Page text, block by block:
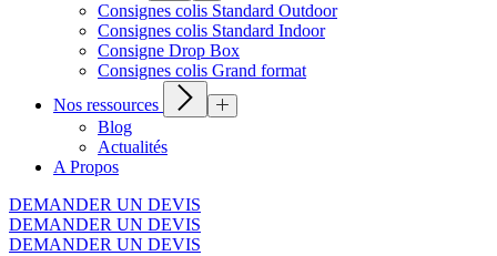
Consignes colis Standard Outdoor
Consignes colis Standard Indoor
Consigne Drop Box
Consignes colis Grand format
Nos ressources
Blog
Actualités
A Propos
DEMANDER UN DEVIS
DEMANDER UN DEVIS
DEMANDER UN DEVIS